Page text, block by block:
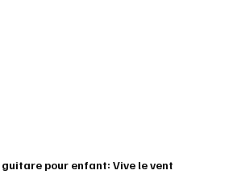
pour enfant: Vive le vent